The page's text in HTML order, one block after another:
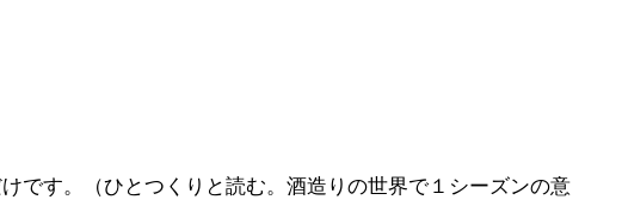
です。（ひとつくりと読む。酒造りの世界で１シーズンの意